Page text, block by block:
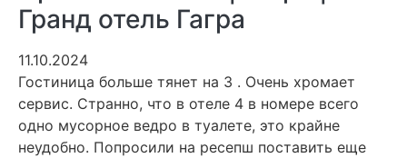
Гранд отель Гагра
11.10.2024
Гостиница больше тянет на 3 . Очень хромает
сервис. Странно, что в отеле 4 в номере всего
одно мусорное ведро в туалете, это крайне
неудобно. Попросили на ресепш поставить еще